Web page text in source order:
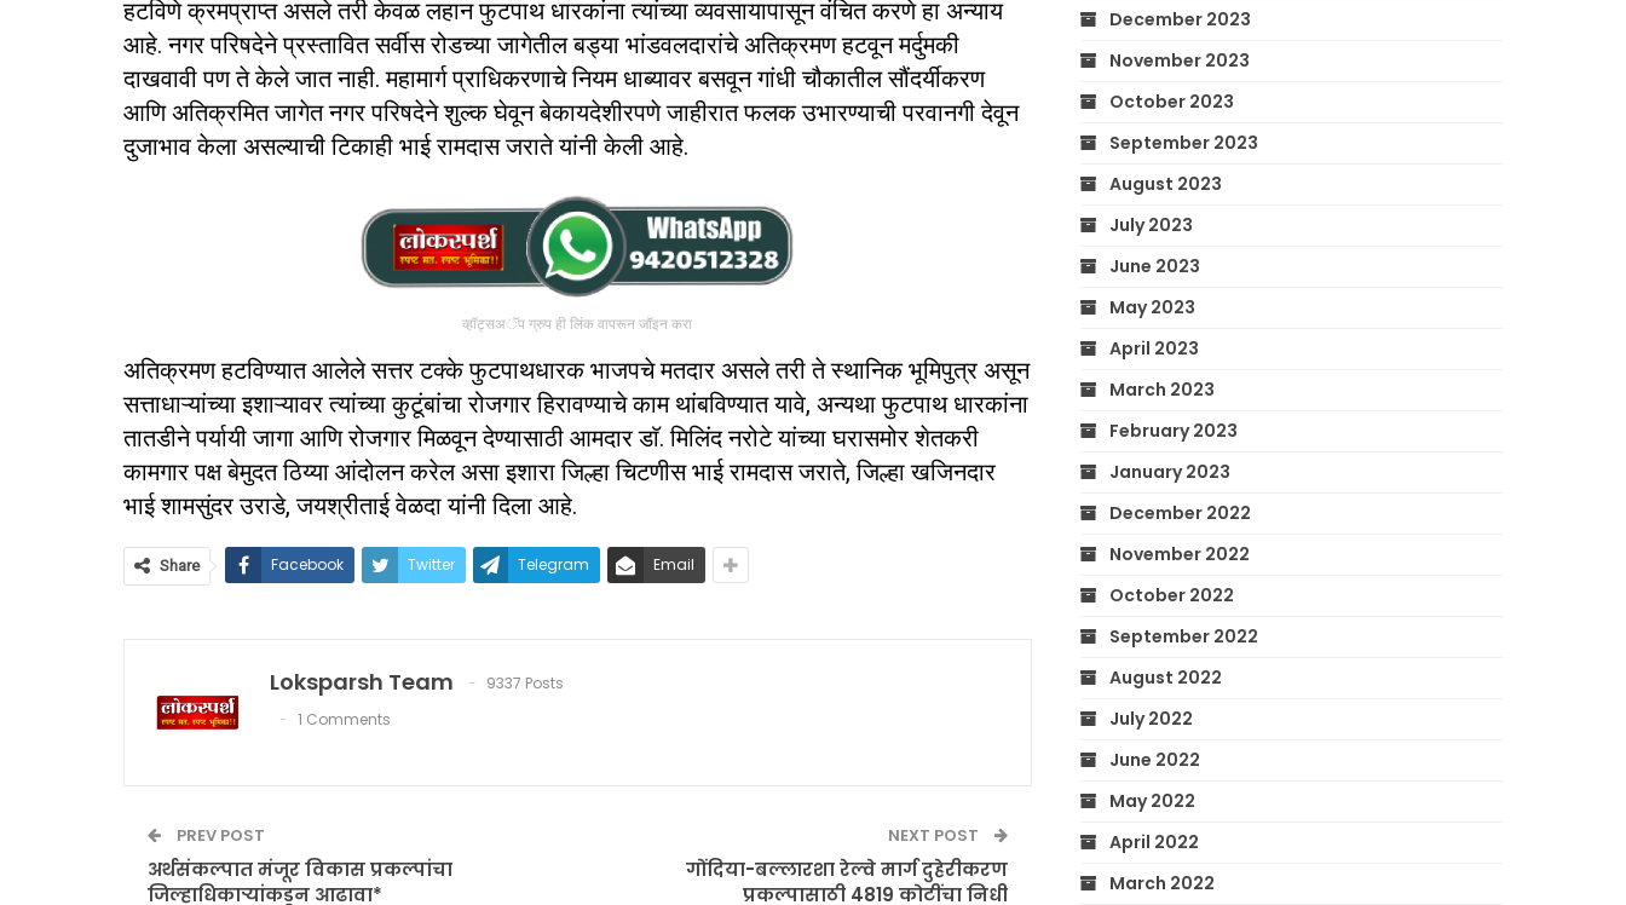
हटविणे क्रमप्राप्त असले तरी केवळ लहान फुटपाथ धारकांना त्यांच्या व्यवसायापासून वंचित करणे हा अन्याय
आहे. नगर परिषदेने प्रस्तावित सर्वीस रोडच्या जागेतील बड्या भांडवलदारांचे अतिक्रमण हटवून मर्दुमकी
दाखवावी पण ते केले जात नाही. महामार्ग प्राधिकरणाचे नियम धाब्यावर बसवून गांधी चौकातील सौंदर्यीकरण
आणि अतिक्रमित जागेत नगर परिषदेने शुल्क घेवून बेकायदेशीरपणे जाहीरात फलक उभारण्याची परवानगी देवून
दुजाभाव केला असल्याची टिकाही भाई रामदास जराते यांनी केली आहे.
व्हॉट्सअॅप ग्रुप ही लिंक वापरून जॉइन करा
अतिक्रमण हटविण्यात आलेले सत्तर टक्के फुटपाथधारक भाजपचे मतदार असले तरी ते स्थानिक भूमिपुत्र असून
सत्ताधाऱ्यांच्या इशाऱ्यावर त्यांच्या कुटूंबांचा रोजगार हिरावण्याचे काम थांबविण्यात यावे, अन्यथा फुटपाथ धारकांना
तातडीने पर्यायी जागा आणि रोजगार मिळवून देण्यासाठी आमदार डाॅ. मिलिंद नरोटे यांच्या घरासमोर शेतकरी
कामगार पक्ष बेमुदत ठिय्या आंदोलन करेल असा इशारा जिल्हा चिटणीस भाई रामदास जराते, जिल्हा खजिनदार
भाई शामसुंदर उराडे, जयश्रीताई वेळदा यांनी दिला आहे.
Share Facebook Twitter Telegram Email
Loksparsh Team
9337 Posts
1 Comments
PREV POST
अर्थसंकल्पात मंजूर विकास प्रकल्पांचा
जिल्हाधिकाऱ्यांकडून आढावा*
NEXT POST
गोंदिया-बल्लारशा रेल्वे मार्ग दुहेरीकरण
प्रकल्पासाठी 4819 कोटींचा निधी
December 2023
November 2023
October 2023
September 2023
August 2023
July 2023
June 2023
May 2023
April 2023
March 2023
February 2023
January 2023
December 2022
November 2022
October 2022
September 2022
August 2022
July 2022
June 2022
May 2022
April 2022
March 2022